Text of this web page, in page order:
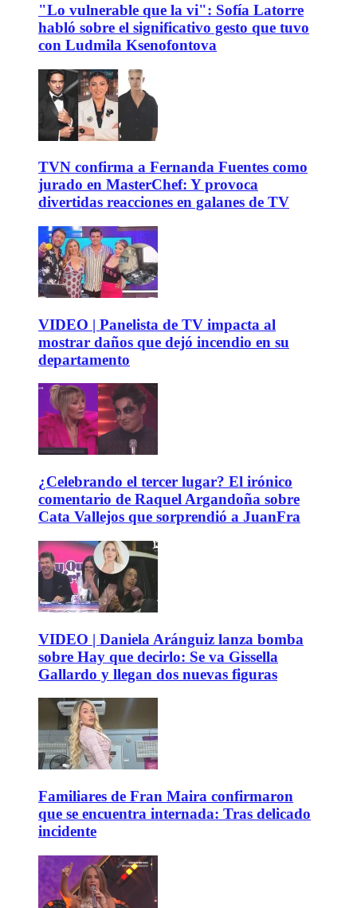
"Lo vulnerable que la vi": Sofía Latorre
habló sobre el significativo gesto que tuvo
con Ludmila Ksenofontova
TVN confirma a Fernanda Fuentes como
jurado en MasterChef: Y provoca
divertidas reacciones en galanes de TV
VIDEO | Panelista de TV impacta al
mostrar daños que dejó incendio en su
departamento
¿Celebrando el tercer lugar? El irónico
comentario de Raquel Argandoña sobre
Cata Vallejos que sorprendió a JuanFra
VIDEO | Daniela Aránguiz lanza bomba
sobre Hay que decirlo: Se va Gissella
Gallardo y llegan dos nuevas figuras
Familiares de Fran Maira confirmaron
que se encuentra internada: Tras delicado
incidente